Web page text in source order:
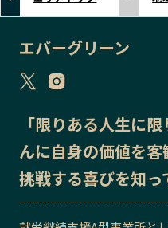
北海道エリア
岩手エリア
福島エリア
埼玉エリア
東京23区エリア
神奈川エリア
エバーグリーン
「限りある人生に
んに自身の価値を
挑戦する喜びを知っ